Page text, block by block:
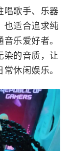
唱歌手、乐器
也适合追求纯
乐爱好者。
染的音质，让
休闲娱乐。